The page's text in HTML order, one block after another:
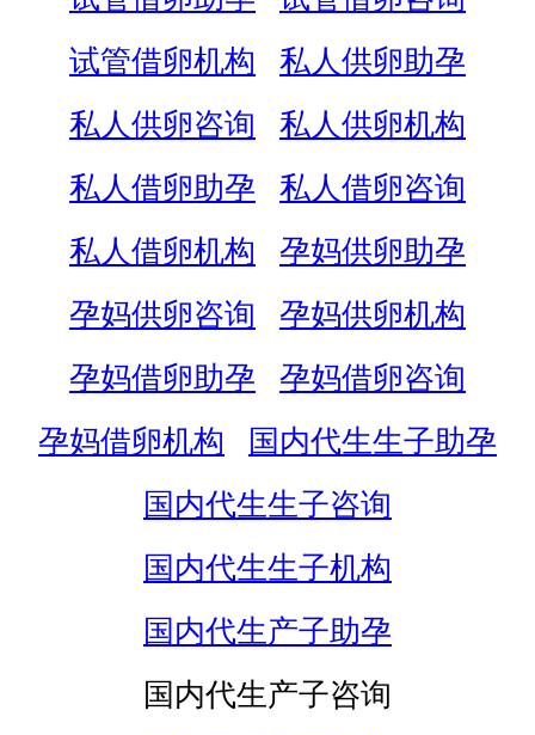
试管借卵机构
私人供卵助孕
私人供卵咨询
私人供卵机构
私人借卵助孕
私人借卵咨询
私人借卵机构
孕妈供卵助孕
孕妈供卵咨询
孕妈供卵机构
孕妈借卵助孕
孕妈借卵咨询
孕妈借卵机构
国内代生生子助孕
国内代生生子咨询
国内代生生子机构
国内代生产子助孕
国内代生产子咨询